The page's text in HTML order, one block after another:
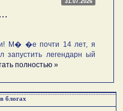
и! М� �е почти 14 лет, я
легендарн ый
полностью »
блогах